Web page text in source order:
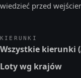
wiedzieć przed
KIERUNKI
Wszystkie kierunki
Loty wg krajów